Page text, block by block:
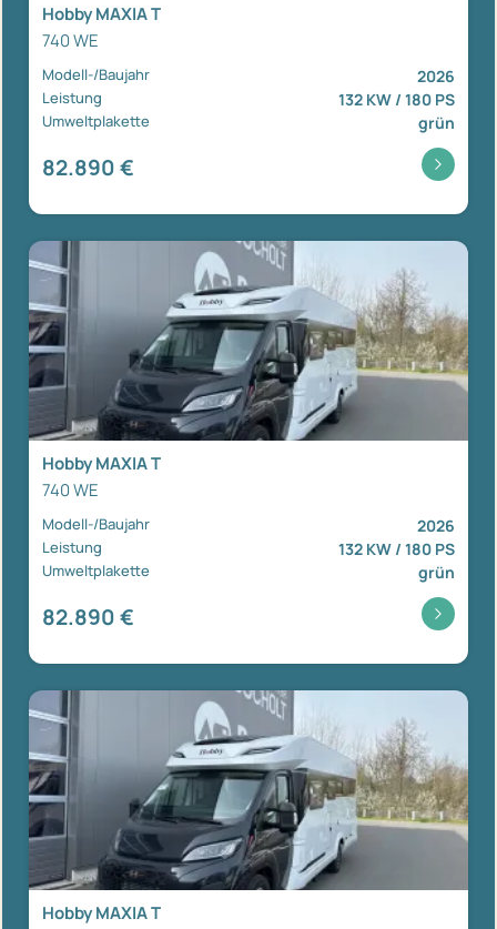
Hobby MAXIA T
740 WE
Modell-/Baujahr 2026
Leistung 132 KW / 180 PS
Umweltplakette grün
82.890 €
Hobby MAXIA T
740 WE
Modell-/Baujahr 2026
Leistung 132 KW / 180 PS
Umweltplakette grün
82.890 €
Hobby MAXIA T